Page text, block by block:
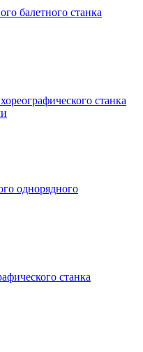
балетного станка
станка
однорядного
станка